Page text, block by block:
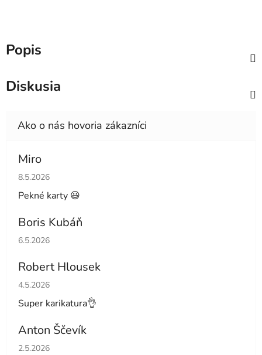
Popis
Diskusia
Miro
Hodnotenie obchodu je 4 z 5 hviezdičiek.
8.5.2026
Pekné karty 😃
Boris Kubáň
Hodnotenie obchodu je 5 z 5 hviezdičiek.
6.5.2026
Robert Hlousek
Hodnotenie obchodu je 5 z 5 hviezdičiek.
4.5.2026
Super karikatura👌
Anton Ščevík
Hodnotenie obchodu je 5 z 5 hviezdičiek.
2.5.2026